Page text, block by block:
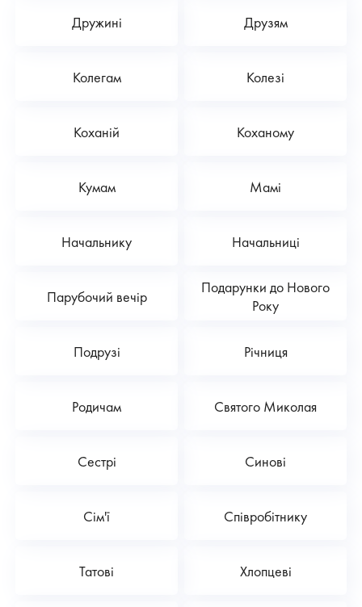
Дружині Друзям
Колегам Колезі
Коханій Коханому
Кумам Мамі
Начальнику Начальниці
Парубочий вечір
Подарунки до Нового
Року
Подрузі Річниця
Родичам Святого Миколая
Сестрі Синові
Сім'ї Співробітнику
Татові Хлопцеві